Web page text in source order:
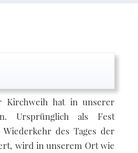
Kirchweih hat in unserer
Ursprünglich als Fest
des Tages der
wird in unserem Ort wie